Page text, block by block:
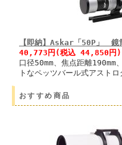
【即納】Askar「50P」 鏡
40,773円(税込 44,850円)
口径50mm、焦点距離
トなペッツバール式アストロ
おすすめ商品